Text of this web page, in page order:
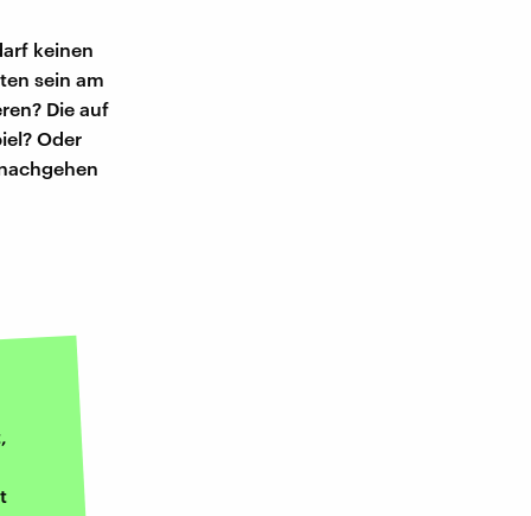
keinen
sein am
Die auf
Oder